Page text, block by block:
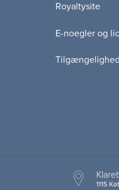
Royaltysite
E-noegler og
1115